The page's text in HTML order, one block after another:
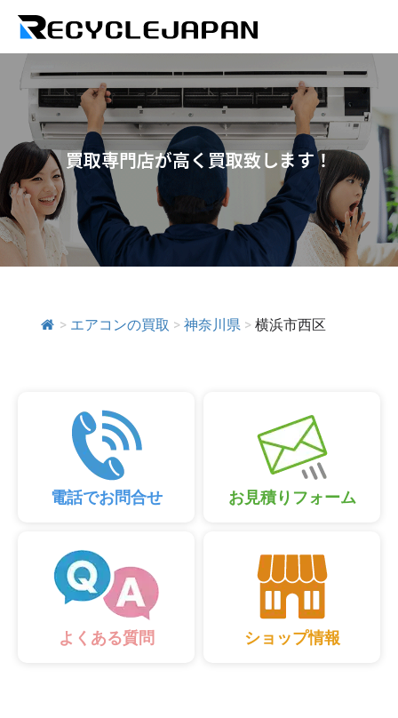
買取専門店が高く買取致します！
> エアコンの買取 > 神奈川県 > 横浜市西区
電話でお問合せ お見積りフォーム
よくある質問 ショップ情報